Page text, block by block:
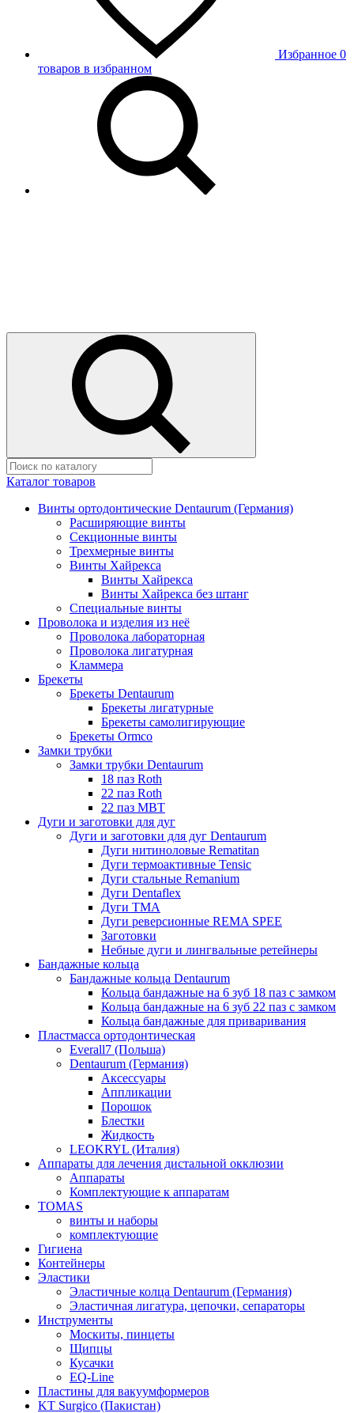
Избранное 0
товаров в избранном
Каталог товаров
Винты ортодонтические Dentaurum (Германия)
Расширяющие винты
Секционные винты
Трехмерные винты
Винты Хайрекса
Винты Хайрекса
Винты Хайрекса без штанг
Специальные винты
Проволока и изделия из неё
Проволока лабораторная
Проволока лигатурная
Кламмера
Брекеты
Брекеты Dentaurum
Брекеты лигатурные
Брекеты самолигирующие
Брекеты Ormco
Замки трубки
Замки трубки Dentaurum
18 паз Roth
22 паз Roth
22 паз МВТ
Дуги и заготовки для дуг
Дуги и заготовки для дуг Dentaurum
Дуги нитиноловые Rematitan
Дуги термоактивные Tensic
Дуги стальные Remanium
Дуги Dentaflex
Дуги ТМА
Дуги реверсионные REMA SPEE
Заготовки
Небные дуги и лингвальные ретейнеры
Бандажные кольца
Бандажные кольца Dentaurum
Кольца бандажные на 6 зуб 18 паз с замком
Кольца бандажные на 6 зуб 22 паз с замком
Кольца бандажные для приваривания
Пластмасса ортодонтическая
Everall7 (Польша)
Dentaurum (Германия)
Аксессуары
Аппликации
Порошок
Блестки
Жидкость
LEOKRYL (Италия)
Аппараты для лечения дистальной окклюзии
Аппараты
Комплектующие к аппаратам
TOMAS
винты и наборы
комплектующие
Гигиена
Контейнеры
Эластики
Эластичные колца Dentaurum (Германия)
Эластичная лигатура, цепочки, сепараторы
Инструменты
Москиты, пинцеты
Щипцы
Кусачки
EQ-Line
Пластины для вакуумформеров
KT Surgico (Пакистан)